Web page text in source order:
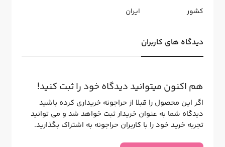
کشور
ایران
دیدگاه های کاربران
هم اکنون میتوانید دیدگاه خود را ثبت کنید!
اگر این محصول را قبلا از حراجونه خریداری کرده باشید
دیدگاه شما به عنوان خریدار ثبت خواهد شد و می توانید
تجربه خرید خود را با کاربران حراجونه به اشتراک بگذارید.